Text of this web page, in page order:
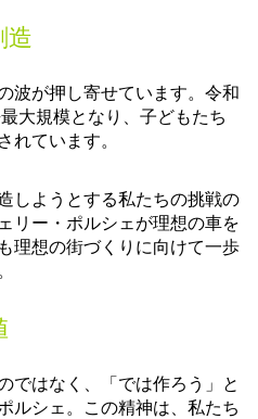
造
波が押し寄せています。令和
大規模となり、子どもたち
れています。
しようとする私たちの挑戦の
リー・ポルシェが理想の車を
理想の街づくりに向けて一歩
ではなく、「では作ろう」と
ルシェ。この精神は、私たち